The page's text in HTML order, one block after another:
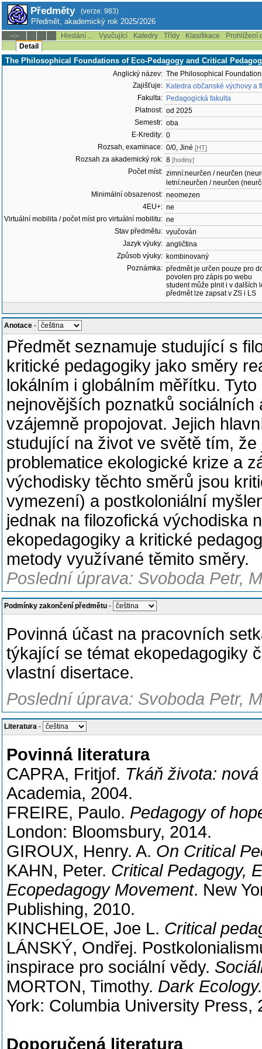
Předměty (verze: 983)
Předmět, akademický rok 2025/2026
--:-- Hledání ... Vyučující Katedry Třídy Klasifikace
Prohlížení
Detail
The Philosophical Foundations of Eco-Pedagogy and Critical
Anglický název: The Philosophical
Zajišťuje: Katedra občanské výchovy a
Fakulta: Pedagogická fakulta
Platnost: od 2025
Semestr: oba
E-Kredity: 0
Rozsah, examinace: 0/0, Jiné [HT]
Rozsah za akademický rok: 8 [hodiny]
Počet míst: zimní:neurčen / neurčen
letní:neurčen / neurčen
Minimální obsazenost: neomezen
4EU+: ne
Virtuální mobilita / počet míst pro virtuální mobilitu: ne
Stav předmětu: vyučován
Jazyk výuky: angličtina
Způsob výuky: kombinovaný
Poznámka: předmět je určen pouze pro
povolen pro zápis po webu
student může plnit i v dalších
předmět lze zapsat v ZS i LS
Anotace -
Předmět seznamuje studující s
kritické pedagogiky jako směry
lokálním i globálním měřítku.
nejnovějších poznatků
vzájemně propojovat. Jejich
studující na život ve světě tím,
problematice ekologické krize a
východisky těchto směrů jsou
vymezení) a postkoloniální
jednak na filozofická východiska
ekopedagogiky a kritické
metody využívané těmito směry.
Poslední úprava: Svoboda Petr,
Podmínky zakončení předmětu -
Povinná účast na pracovních
týkající se témat ekopedagogiky
vlastní disertace.
Poslední úprava: Svoboda Petr,
Literatura -
Povinná literatura
CAPRA, Fritjof. Tkáň života:
Academia, 2004.
FREIRE, Paulo. Pedagogy of
London: Bloomsbury, 2014.
GIROUX, Henry. A. On Critical
KAHN, Peter. Critical Pedagogy,
Ecopedagogy Movement. New
Publishing, 2010.
KINCHELOE, Joe L. Critical
LÁNSKÝ, Ondřej.
inspirace pro sociální vědy.
MORTON, Timothy. Dark
York: Columbia University Press,
Doporučená literatura